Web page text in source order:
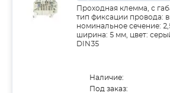
Проходная клемма, с
тип фиксации провода:
номинальное сечение:
ширина: 5 мм, цвет:
DIN35
Наличие:
Под заказ: